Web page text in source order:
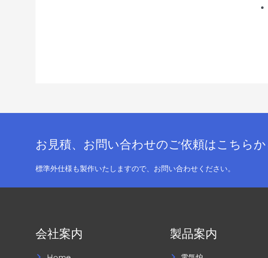
お見積、お問い合わせのご依頼はこちら
標準外仕様も製作いたしますので、お問い合わせください。
会社案内 製品案内